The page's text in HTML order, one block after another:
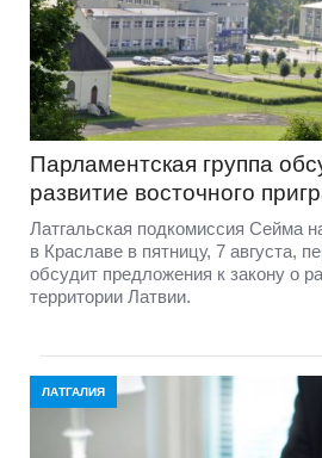
Парламентская группа
развитие восточного
Латгальская подкомиссия Сейма
в Краславе в пятницу, 7 августа,
обсудит предложения к закону о
территории Латвии.
ЛАТГАЛИЯ